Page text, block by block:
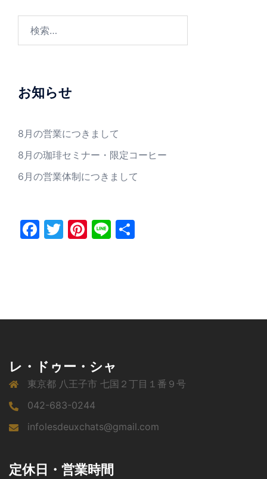
ン
お知らせ
8月の営業につきまして
8月の珈琲セミナー・限定コーヒー
6月の営業体制につきまして
Facebook
Twitter
Pinterest
Line
レ・ドゥー・シャ
東京都 八王子市 七国２丁目１番９号
042-683-0244
infolesdeuxchats@gmail.com
定休日・営業時間